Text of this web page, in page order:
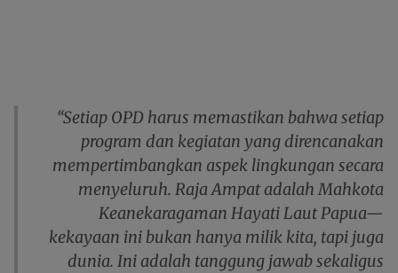
“Setiap OPD harus memastikan bahwa setiap
program dan kegiatan yang direncanakan
mempertimbangkan aspek lingkungan secara
menyeluruh. Raja Ampat adalahMahkota
Keanekaragaman Hayati Laut Papua—
kekayaan ini bukan hanya milik kita, tapi juga
dunia. Ini adalah tanggung jawab sekaligus